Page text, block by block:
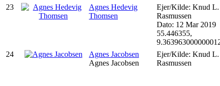
23
Agnes Hedevig
Thomsen
Ejer/Kilde: Knud L.
Rasmussen
Dato: 12 Mar 2019
55.446355,
24
Agnes Jacobsen
Agnes Jacobsen
Ejer/Kilde: Knud L.
Rasmussen